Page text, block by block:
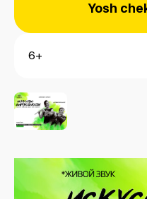
Yosh
6+